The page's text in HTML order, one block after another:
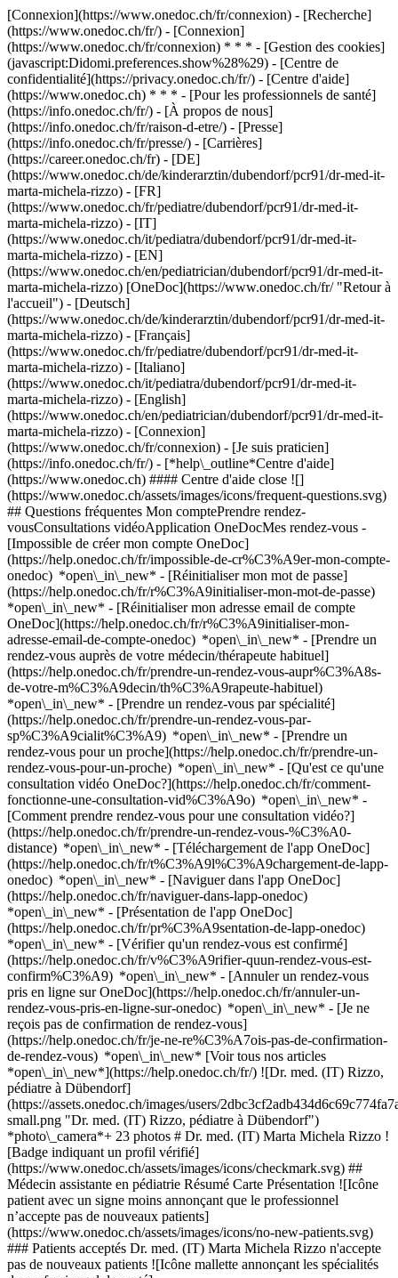
[Connexion](https://www.onedoc.ch/fr/connexion) - [Recherche]
(https://www.onedoc.ch/fr/) - [Connexion]
(https://www.onedoc.ch/fr/connexion) * * * - [Gestion des cookies]
(javascript:Didomi.preferences.show%28%29) - [Centre de
confidentialité](https://privacy.onedoc.ch/fr/) - [Centre d'aide]
(https://www.onedoc.ch) * * * - [Pour les professionnels de santé]
(https://info.onedoc.ch/fr/) - [À propos de nous]
(https://info.onedoc.ch/fr/raison-d-etre/) - [Presse]
(https://info.onedoc.ch/fr/presse/) - [Carrières]
(https://career.onedoc.ch/fr) - [DE]
(https://www.onedoc.ch/de/kinderarztin/dubendorf/pcr91/dr-med-it-
marta-michela-rizzo) - [FR]
(https://www.onedoc.ch/fr/pediatre/dubendorf/pcr91/dr-med-it-
marta-michela-rizzo) - [IT]
(https://www.onedoc.ch/it/pediatra/dubendorf/pcr91/dr-med-it-
marta-michela-rizzo) - [EN]
(https://www.onedoc.ch/en/pediatrician/dubendorf/pcr91/dr-med-it-
marta-michela-rizzo) [OneDoc](https://www.onedoc.ch/fr/ "Retour à
l'accueil") - [Deutsch]
(https://www.onedoc.ch/de/kinderarztin/dubendorf/pcr91/dr-med-it-
marta-michela-rizzo) - [Français]
(https://www.onedoc.ch/fr/pediatre/dubendorf/pcr91/dr-med-it-
marta-michela-rizzo) - [Italiano]
(https://www.onedoc.ch/it/pediatra/dubendorf/pcr91/dr-med-it-
marta-michela-rizzo) - [English]
(https://www.onedoc.ch/en/pediatrician/dubendorf/pcr91/dr-med-it-
marta-michela-rizzo) - [Connexion]
(https://www.onedoc.ch/fr/connexion) - [Je suis praticien]
(https://info.onedoc.ch/fr/) - [*help\_outline*Centre d'aide]
(https://www.onedoc.ch) #### Centre d'aide close ![]
(https://www.onedoc.ch/assets/images/icons/frequent-questions.svg)
## Questions fréquentes Mon comptePrendre rendez-
vousConsultations vidéoApplication OneDocMes rendez-vous -
[Impossible de créer mon compte OneDoc]
(https://help.onedoc.ch/fr/impossible-de-cr%C3%A9er-mon-compte-
onedoc) *open\_in\_new* - [Réinitialiser mon mot de passe]
(https://help.onedoc.ch/fr/r%C3%A9initialiser-mon-mot-de-passe)
*open\_in\_new* - [Réinitialiser mon adresse email de compte
OneDoc](https://help.onedoc.ch/fr/r%C3%A9initialiser-mon-
adresse-email-de-compte-onedoc) *open\_in\_new* - [Prendre un
rendez-vous auprès de votre médecin/thérapeute habituel]
(https://help.onedoc.ch/fr/prendre-un-rendez-vous-aupr%C3%A8s-
de-votre-m%C3%A9decin/th%C3%A9rapeute-habituel)
*open\_in\_new* - [Prendre un rendez-vous par spécialité]
(https://help.onedoc.ch/fr/prendre-un-rendez-vous-par-
sp%C3%A9cialit%C3%A9) *open\_in\_new* - [Prendre un
rendez-vous pour un proche](https://help.onedoc.ch/fr/prendre-un-
rendez-vous-pour-un-proche) *open\_in\_new* - [Qu'est ce qu'une
consultation vidéo OneDoc?](https://help.onedoc.ch/fr/comment-
fonctionne-une-consultation-vid%C3%A9o) *open\_in\_new* -
[Comment prendre rendez-vous pour une consultation vidéo?]
(https://help.onedoc.ch/fr/prendre-un-rendez-vous-%C3%A0-
distance) *open\_in\_new* - [Téléchargement de l'app OneDoc]
(https://help.onedoc.ch/fr/t%C3%A9l%C3%A9chargement-de-lapp-
onedoc) *open\_in\_new* - [Naviguer dans l'app OneDoc]
(https://help.onedoc.ch/fr/naviguer-dans-lapp-onedoc)
*open\_in\_new* - [Présentation de l'app OneDoc]
(https://help.onedoc.ch/fr/pr%C3%A9sentation-de-lapp-onedoc)
*open\_in\_new* - [Vérifier qu'un rendez-vous est confirmé](https://help.onedoc.ch/fr/v%C3%A9rifier-quun-rendez-vous-est-confirm%C3%A9) *open\_in\_new* - [Annuler un rendez-vous pris en ligne sur OneDoc](https://help.onedoc.ch/fr/annuler-un-rendez-vous-pris-en-ligne-sur-onedoc) *open\_in\_new* - [Je ne reçois pas de confirmation de rendez-vous](https://help.onedoc.ch/fr/je-ne-re%C3%A7ois-pas-de-confirmation-de-rendez-vous) *open\_in\_new* [Voir tous nos articles *open\_in\_new*](https://help.onedoc.ch/fr/) ![Dr. med. (IT) Rizzo, pédiatre à Dübendorf](https://assets.onedoc.ch/images/users/2dbc3cf2adb434d6c69c774fa7a7299a870071d4e05d270e48a416273b0a5467-small.png "Dr. med. (IT) Rizzo, pédiatre à Dübendorf") *photo\_camera*+ 23 photos # Dr. med. (IT) Marta Michela Rizzo ![Badge indiquant un profil vérifié](https://www.onedoc.ch/assets/images/icons/checkmark.svg) ## Médecin assistante en pédiatrie Résumé Carte Présentation ![Icône patient avec un signe moins annonçant que le professionnel n’accepte pas de nouveaux patients](https://www.onedoc.ch/assets/images/icons/no-new-patients.svg) ### Patients acceptés Dr. med. (IT) Marta Michela Rizzo n'accepte pas de nouveaux patients ![Icône mallette annonçant les spécialités du professionnel de santé](https://www.onedoc.ch/assets/images/icons/specialties.svg) ### Spécialités Pédiatrie ![Icône microscope annonçant les expertises dans lesquelles le professionnel est spécialisé](https://www.onedoc.ch/assets/images/icons/expertises.svg) ### Expertises Bilan de santé chez l’enfant Vaccination des enfants | Vaccination des nouveau-nés | Conseils de vaccination pédiatrique [*arrow\_drop\_down*Voir plus](https://www.onedoc.ch) ![Marqueur annonçant la carte et les informations d’accès du cabinet](https://www.onedoc.ch/assets/images/icons/map.svg) ### Carte et informations d'accès #### [Kinderpraxisklinik Juliett & Mike AG](https://www.onedoc.ch/fr/cabinet-medical/dubendorf/ebam1/kinderpraxisklinik-juliett-mike-ag) Ueberlandstrasse 239 8600 Dübendorf #### Horaire d'ouverture Actuellement fermé - Ouvre mercredi à 08:00 *expand\_more* Lundi: 08:00 - 12:00 et 13:00 - 17:00 Mardi: 08:00 - 12:00 et 13:00 - 17:00 Mercredi: 08:00 - 12:00 et 13:00 - 17:00 Jeudi: 08:00 - 12:00 et 13:00 - 17:00 Vendredi: 08:00 - 12:00 et 13:00 - 17:00 Samedi: Fermé Dimanche: Fermé ![Icône document annonçant la présentation de l’établissement](https://www.onedoc.ch/assets/images/icons/presentation.svg) ### Présentation du professionnel de santé __Marta Michela Rizzo – Médecin__ Marta Michela Rizzo est médecin et titulaire d’un diplôme de médecine italien reconnu en Suisse. Elle parle l’allemand et l’italien. Son activité médicale comprend l'évaluation des troubles de santé, les conseils en matière de prévention et de soins de santé, ainsi que le traitement et l'accompagnement des patients. En fonction du problème médical, des examens complémentaires peuvent être prescrits ou des traitements coordonnés avec des professionnels de santé spécialisés. __Diplômes et qualifications__ - Reconnaissance du diplôme de médecine, Italie, 2016 - Reconnaissance par la MEBEKO, 2018 Les rendez-vous de consultation disponibles peuvent être pris en ligne via OneDoc. [*arrow\_drop\_down*Voir plus](https://www.onedoc.ch) [![Dr. med. (IT) Rizzo, pédiatre à Dübendorf](https://assets.onedoc.ch/images/users/2dbc3cf2adb434d6c69c774fa7a7299a870071d4e05d270e48a416273b0a5467-small.png "Dr. med. (IT) Rizzo, pédiatre à Dübendorf")](https://assets.onedoc.ch/images/users/2dbc3cf2adb434d6c69c774fa7a7299a870071d4e05d270e48a416273b0a5467.png)[![Kinderpraxisklinik Juliett & Mike AG, cabinet médical à Dübendorf](https://assets.onedoc.ch/images/entities/2b293298d296563486a43331990e588619421141f172ba9a27952945c2f4d0bb-small.png "Kinderpraxisklinik Juliett & Mike AG, cabinet médical à Dübendorf")](https://assets.onedoc.ch/images/entities/2b293298d296563486a43331990e588619421141f172ba9a27952945c2f4d0bb.png)[![Kinderpraxisklinik Juliett & Mike AG, cabinet médical à Dübendorf](https://assets.onedoc.ch/images/entities/6685cca85c9b3df44c2125bbef19e307a0b0e2c8d5f9aa9feafcaa58cc1df8d8-small.png "Kinderpraxisklinik Juliett & Mike AG, cabinet médical à Dübendorf")](https://assets.onedoc.ch/images/entities/6685cca85c9b3df44c2125bbef19e307a0b0e2c8d5f9aa9feafcaa58cc1df8d8.png)[![Kinderpraxisklinik Juliett & Mike AG, cabinet médical à Dübendorf](https://assets.onedoc.ch/images/entities/10a16d3e36500629091e3e0aeeee58e6667717229ff59403b1fa299f0fd2b442-small.png "Kinderpraxisklinik Juliett & Mike AG, cabinet médical à Dübendorf")](https://assets.onedoc.ch/images/entities/10a16d3e36500629091e3e0aeeee58e6667717229ff59403b1fa299f0fd2b442.png)[![Kinderpraxisklinik Juliett & Mike AG, cabinet médical à Dübendorf](https://assets.onedoc.ch/images/entities/402744ff108d9a4be0acd01a7471b58e139bc64104ba4ff0839c8e51ecd73275-small.png "Kinderpraxisklinik Juliett & Mike AG, cabinet médical à Dübendorf")](https://assets.onedoc.ch/images/entities/402744ff108d9a4be0acd01a7471b58e139bc64104ba4ff0839c8e51ecd73275.png)[![Kinderpraxisklinik Juliett & Mike AG, cabinet médical à Dübendorf](https://assets.onedoc.ch/images/entities/845fd8eb7ddd1f10b1fd335d75c2c04b5a014f97699c4eb4bfee99837e8f1b18-small.png "Kinderpraxisklinik Juliett & Mike AG, cabinet médical à Dübendorf")](https://assets.onedoc.ch/images/entities/845fd8eb7ddd1f10b1fd335d75c2c04b5a014f97699c4eb4bfee99837e8f1b18.png)[![Kinderpraxisklinik Juliett & Mike AG, cabinet médical à Dübendorf](https://assets.onedoc.ch/images/entities/e3dc1a99a1e42d1550041d5bad3545982b10165d2c001da76dfdbbc2925796fd-small.png "Kinderpraxisklinik Juliett & Mike AG, cabinet médical à Dübendorf")](https://assets.onedoc.ch/images/entities/e3dc1a99a1e42d1550041d5bad3545982b10165d2c001da76dfdbbc2925796fd.png)[![Kinderpraxisklinik Juliett & Mike AG, cabinet médical à Dübendorf](https://assets.onedoc.ch/images/entities/b98f5837f6b95021c77e86842cc4f53fb7ec525c239bf68ab41f033657015c26-small.png "Kinderpraxisklinik Juliett & Mike AG, cabinet médical à Dübendorf")](https://assets.onedoc.ch/images/entities/b98f5837f6b95021c77e86842cc4f53fb7ec525c239bf68ab41f033657015c26.png)[![Kinderpraxisklinik Juliett & Mike AG, cabinet médical à Dübendorf](https://assets.onedoc.ch/images/entities/86f6269a05938e2ea631fc8cea466b09267f920957bdec9ba813a62668e08753-small.png "Kinderpraxisklinik Juliett & Mike AG, cabinet médical à Dübendorf")](https://assets.onedoc.ch/images/entities/86f6269a05938e2ea631fc8cea466b09267f920957bdec9ba813a62668e08753.png)[![Kinderpraxisklinik Juliett & Mike AG, cabinet médical à Dübendorf](https://assets.onedoc.ch/images/entities/3dadba4c4ec1f6b38da61df4c0ff3791dd17dc4703d1b9b9462eebffd27711b0-small.png "Kinderpraxisklinik Juliett & Mike AG, cabinet médical à Dübendorf")](https://assets.onedoc.ch/images/entities/3dadba4c4ec1f6b38da61df4c0ff3791dd17dc4703d1b9b9462eebffd27711b0.png)[![Kinderpraxisklinik Juliett & Mike AG, cabinet médical à Dübendorf](https://assets.onedoc.ch/images/entities/7a69a2821eb5fd9466890e190b62d8c6eb38c88152a93bdad3363818e12c038a-small.png "Kinderpraxisklinik Juliett & Mike AG, cabinet médical à Dübendorf")](https://assets.onedoc.ch/images/entities/7a69a2821eb5fd9466890e190b62d8c6eb38c88152a93bdad3363818e12c038a.png)[![Kinderpraxisklinik Juliett & Mike AG, cabinet médical à Dübendorf](https://assets.onedoc.ch/images/entities/4a469057fd47cd04320becbf27ef2ce9bd411b5a1a9de37f3fa07c672f61f9f6-small.png "Kinderpraxisklinik Juliett & Mike AG, cabinet médical à Dübendorf")](https://assets.onedoc.ch/images/entities/4a469057fd47cd04320becbf27ef2ce9bd411b5a1a9de37f3fa07c672f61f9f6.png)[![Kinderpraxisklinik Juliett & Mike AG, cabinet médical à Dübendorf](https://assets.onedoc.ch/images/entities/0c94a1736c110ed7655795efccd4ca27f5dcd7f87a4cf68de7e6f70d4c625f0c-small.png "Kinderpraxisklinik Juliett & Mike AG, cabinet médical à Dübendorf")](https://assets.onedoc.ch/images/entities/0c94a1736c110ed7655795efccd4ca27f5dcd7f87a4cf68de7e6f70d4c625f0c.png)[![Kinderpraxisklinik Juliett & Mike AG, cabinet médical à Dübendorf](https://assets.onedoc.ch/images/entities/d1b17292468ad8b3cce8e3f4d0c85e95bf074ad7a3ae92af618c66734cb9c1fb-small.png "Kinderpraxisklinik Juliett & Mike AG, cabinet médical à Dübendorf")](https://assets.onedoc.ch/images/entities/d1b17292468ad8b3cce8e3f4d0c85e95bf074ad7a3ae92af618c66734cb9c1fb.png)[![Kinderpraxisklinik Juliett & Mike AG, cabinet médical à Dübendorf](https://assets.onedoc.ch/images/entities/fed78dae3d49dc07d699a3e9ab56d878cdf03867e0f0698dd171cf470e441ef0-small.png "Kinderpraxisklinik Juliett & Mike AG, cabinet médical à Dübendorf")](https://assets.onedoc.ch/images/entities/fed78dae3d49dc07d699a3e9ab56d878cdf03867e0f0698dd171cf470e441ef0.png)[![Kinderpraxisklinik Juliett & Mike AG, cabinet médical à Dübendorf](https://assets.onedoc.ch/images/entities/fa436473f8435389177f55d3e66d0b260c6be3a41029bd50392f8ee245963dc2-small.png "Kinderpraxisklinik Juliett & Mike AG, cabinet médical à Dübendorf")](https://assets.onedoc.ch/images/entities/fa436473f8435389177f55d3e66d0b260c6be3a41029bd50392f8ee245963dc2.png)[![Kinderpraxisklinik Juliett & Mike AG, cabinet médical à Dübendorf](https://assets.onedoc.ch/images/entities/9b70bf9048d3187904d5c9ffe5c673396fc94f639640a66728bc757e2ee7744a-small.png "Kinderpraxisklinik Juliett & Mike AG, cabinet médical à Dübendorf")](https://assets.onedoc.ch/images/entities/9b70bf9048d3187904d5c9ffe5c673396fc94f639640a66728bc757e2ee7744a.png)[![Kinderpraxisklinik Juliett & Mike AG, cabinet médical à Dübendorf](https://assets.onedoc.ch/images/entities/c961a397aa6e2810db410cfb4d852e4e8ab7762ed8746088945e4794e302e846-small.png "Kinderpraxisklinik Juliett & Mike AG, cabinet médical à Dübendorf")](https://assets.onedoc.ch/images/entities/c961a397aa6e2810db410cfb4d852e4e8ab7762ed8746088945e4794e302e846.png)[![Kinderpraxisklinik Juliett & Mike AG, cabinet médical à Dübendorf](https://assets.onedoc.ch/images/entities/ac9b6ff4c957452a3097cd7876caa1a001f29a3032d937adfc581